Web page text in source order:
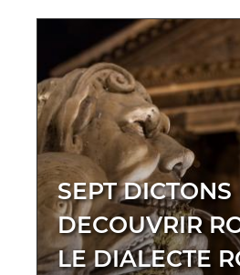
SEPT DICTONS
DECOUVRIR
LE DIALECTE